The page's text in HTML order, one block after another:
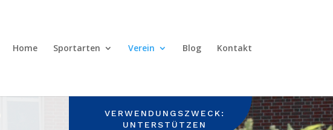
Home Sportarten Verein Blog Kontakt
VERWENDUNGSZWECK:
UNTERSTÜTZEN